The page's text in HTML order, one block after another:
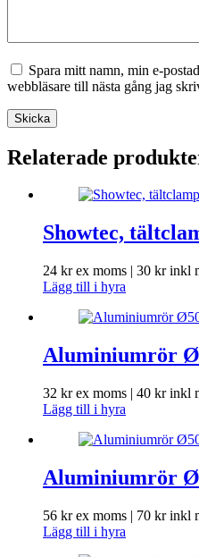
Spara mitt namn, min e-
webbläsare till nästa gång jag
Skicka
Relaterade
Showtec,
24 krex moms | 30 krinkl
Lägg till i hyra
Aluminiumrör
32 krex moms | 40 krinkl
Lägg till i hyra
Aluminiumrör
56 krex moms | 70 krinkl
Lägg till i hyra